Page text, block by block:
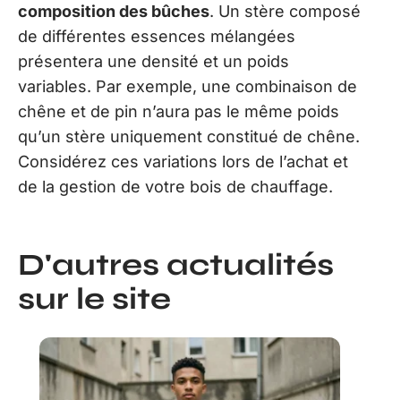
composition des bûches. Un stère composé
de différentes essences mélangées
présentera une densité et un poids
variables. Par exemple, une combinaison de
chêne et de pin n’aura pas le même poids
qu’un stère uniquement constitué de chêne.
Considérez ces variations lors de l’achat et
de la gestion de votre bois de chauffage.
D'autres actualités
sur le site